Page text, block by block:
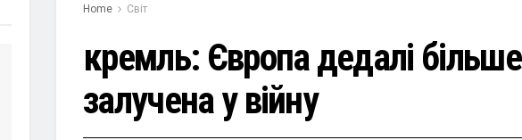
Home Світ
кремль: Європа дедалі більше
залучена у війну